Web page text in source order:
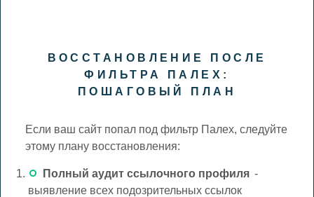
ВОССТАНОВЛЕНИЕ ПОСЛЕ
ФИЛЬТРА ПАЛЕХ:
ПОШАГОВЫЙ ПЛАН
Если ваш сайт попал под фильтр Палех, следуйте
этому плану восстановления:
Полный аудит ссылочного профиля -
выявление всех подозрительных ссылок